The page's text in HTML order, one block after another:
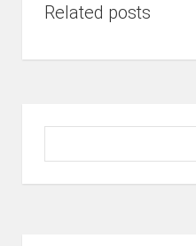
Related posts